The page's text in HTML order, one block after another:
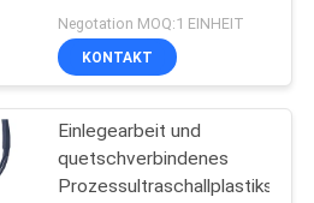
Negotation MOQ:1 EINHEIT
KONTAKT
Einlegearbeit und
quetschverbindenes